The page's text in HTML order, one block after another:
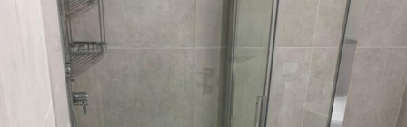
COMMERCIO
DINTORNI
CONTATTI